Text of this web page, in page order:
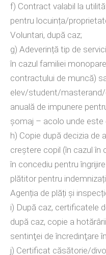
f) Contract valabil la
pentru locuința/
Voluntari, după caz;
g) Adeverință tip de
în cazul familiei
contractului de muncă)
elev/student/masterand/
anuală de impunere
șomaj – acolo unde este
h) Copie după decizia de
creștere copil (în cazul în
în concediu pentru
plătitor pentru
Agenția de plăți și
i) După caz, certificatele
după caz, copie a
sentinţei de încredinţare
j) Certificat căsătorie/